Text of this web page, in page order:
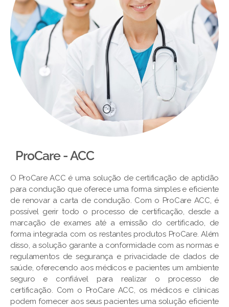
ProCare - ACC
O ProCare ACC é uma solução de certificação de aptidão
para condução que oferece uma forma simples e eficiente
de renovar a carta de condução. Com o ProCare ACC, é
possível gerir todo o processo de certificação, desde a
marcação de exames até a emissão do certificado, de
forma integrada com os restantes produtos ProCare. Além
disso, a solução garante a conformidade com as normas e
regulamentos de segurança e privacidade de dados de
saúde, oferecendo aos médicos e pacientes um ambiente
seguro e confiável para realizar o processo de
certificação. Com o ProCare ACC, os médicos e clínicas
podem fornecer aos seus pacientes uma solução eficiente